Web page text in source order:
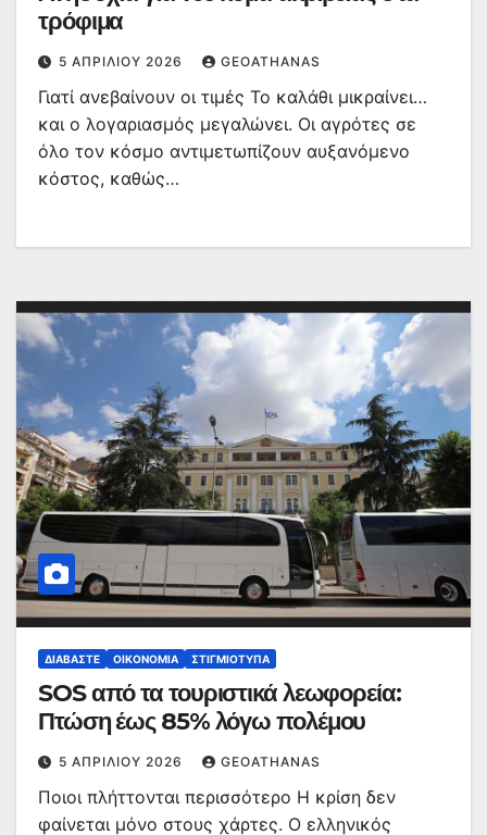
τρόφιμα
5 ΑΠΡΙΛΊΟΥ 2026 GEOATHANAS
Γιατί ανεβαίνουν οι τιμές Το καλάθι μικραίνει…
και ο λογαριασμός μεγαλώνει. Οι αγρότες σε
όλο τον κόσμο αντιμετωπίζουν αυξανόμενο
κόστος, καθώς…
ΔΙΑΒΆΣΤΕ ΟΙΚΟΝΟΜΊΑ ΣΤΙΓΜΙΌΤΥΠΑ
SOS από τα τουριστικά λεωφορεία:
Πτώση έως 85% λόγω πολέμου
5 ΑΠΡΙΛΊΟΥ 2026 GEOATHANAS
Ποιοι πλήττονται περισσότερο Η κρίση δεν
φαίνεται μόνο στους χάρτες. Ο ελληνικός